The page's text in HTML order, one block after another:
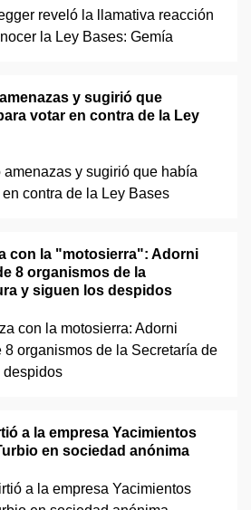
y sugirió que
votar en contra de la Ley
con la "motosierra": Adorni
8 organismos de la
y siguen los despidos
a la empresa Yacimientos
en sociedad anónima